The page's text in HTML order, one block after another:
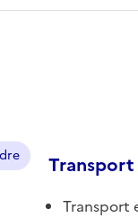
Transport